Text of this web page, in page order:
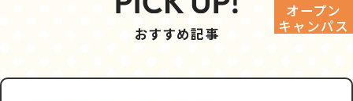
オープン
キャンパス
おすすめ記事